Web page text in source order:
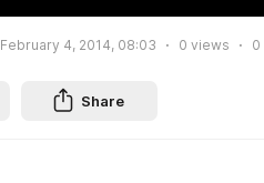
February 4, 2014, 08:03 0 views 0
Share